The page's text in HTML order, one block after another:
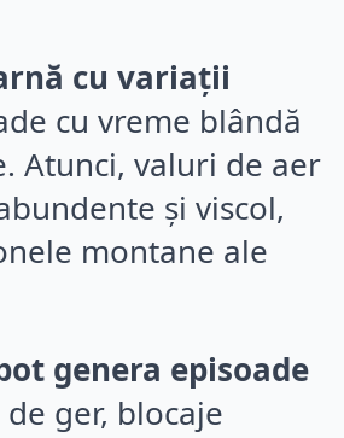
cu variații
cu vreme blândă
Atunci, valuri de aer
și viscol,
montane ale
genera episoade
ger, blocaje